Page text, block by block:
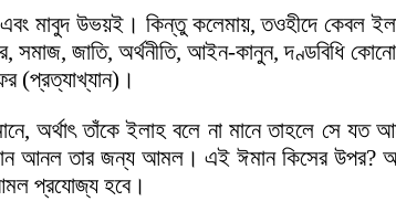
উভয়ই। কিন্তু কলেমায়, তওহীদে কেবল
সমাজ, জাতি, অর্থনীতি, আইন-কানুন, দণ্ডবিধি
(প্রত্যাখ্যান)।
অর্থাৎ তাঁকে ইলাহ বলে না মানে তাহলে সে
আনল তার জন্য আমল। এই ঈমান কিসের উপর?
প্রযোজ্য হবে।